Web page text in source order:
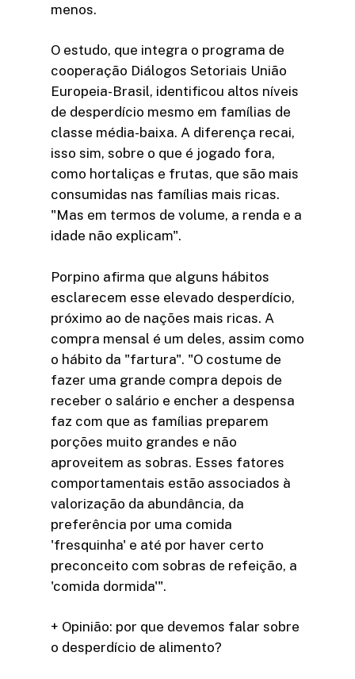
menos.
O estudo, que integra o programa de
cooperação Diálogos Setoriais União
Europeia-Brasil, identificou altos níveis
de desperdício mesmo em famílias de
classe média-baixa. A diferença recai,
isso sim, sobre o que é jogado fora,
como hortaliças e frutas, que são mais
consumidas nas famílias mais ricas.
"Mas em termos de volume, a renda e a
idade não explicam".
Porpino afirma que alguns hábitos
esclarecem esse elevado desperdício,
próximo ao de nações mais ricas. A
compra mensal é um deles, assim como
o hábito da "fartura". "O costume de
fazer uma grande compra depois de
receber o salário e encher a despensa
faz com que as famílias preparem
porções muito grandes e não
aproveitem as sobras. Esses fatores
comportamentais estão associados à
valorização da abundância, da
preferência por uma comida
'fresquinha' e até por haver certo
preconceito com sobras de refeição, a
'comida dormida'".
+ Opinião: por que devemos falar sobre
o desperdício de alimento?